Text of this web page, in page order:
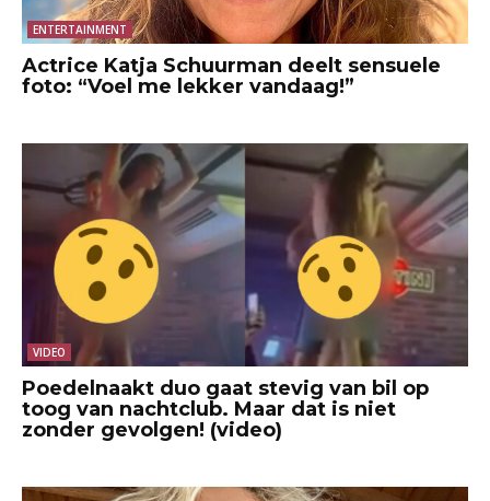
ENTERTAINMENT
Actrice Katja Schuurman deelt sensuele
foto: “Voel me lekker vandaag!”
VIDEO
Poedelnaakt duo gaat stevig van bil op
toog van nachtclub. Maar dat is niet
zonder gevolgen! (video)